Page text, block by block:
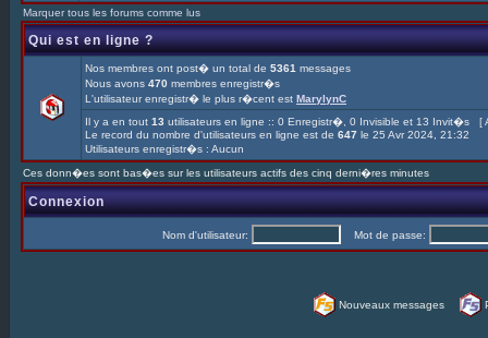
Marquer tous les forums comme lus
Qui est en ligne ?
Nos membres ont post� un total de 5361 messages
Nous avons 470 membres enregistr�s
L'utilisateur enregistr� le plus r�cent est MarylynC
Il y a en tout 13 utilisateurs en ligne :: 0 Enregistr�, 0 Invisible et 13 Invit�s [
Le record du nombre d'utilisateurs en ligne est de 647 le 25 Avr 2024, 21:32
Utilisateurs enregistr�s : Aucun
Ces donn�es sont bas�es sur les utilisateurs actifs des cinq derni�res minutes
Connexion
Nom d'utilisateur: Mot de passe:
Nouveaux messages